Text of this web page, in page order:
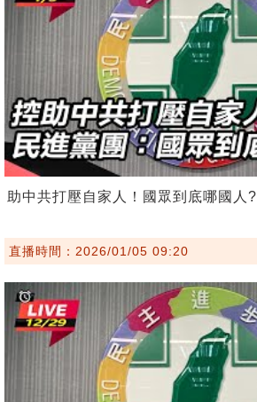
助中共打壓自家人！國眾到底哪國人?
直播時間：2026/01/05 09:20